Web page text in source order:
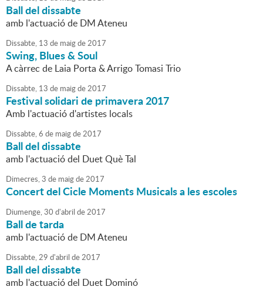
Ball del dissabte
amb l'actuació de DM Ateneu
Dissabte, 13 de maigde2017
Swing, Blues & Soul
A càrrec de Laia Porta & Arrigo Tomasi Trio
Dissabte, 13 de maigde2017
Festival solidari de primavera 2017
Amb l'actuació d'artistes locals
Dissabte,6 de maigde2017
Ball del dissabte
amb l'actuació del Duet Què Tal
Dimecres,3 de maigde2017
Concert del Cicle Moments Musicals a les escoles
Diumenge,30 d'abril de2017
Ball de tarda
amb l'actuació de DM Ateneu
Dissabte,29 d'abril de2017
Ball del dissabte
amb l'actuació del Duet Dominó